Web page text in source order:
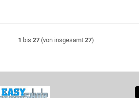
1 bis27 (von insgesamt27)